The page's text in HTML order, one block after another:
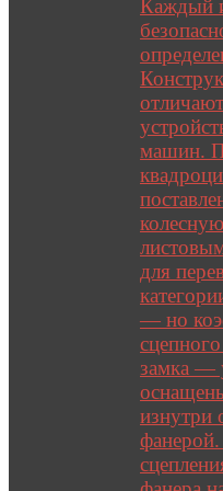
Каждый
машин.
для
— но
замка —
изнутри
фанерой.